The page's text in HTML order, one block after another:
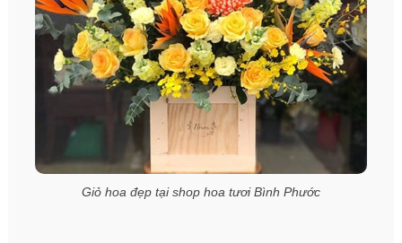
Giỏ hoa đẹp tại shop hoa tươi Bình Phước